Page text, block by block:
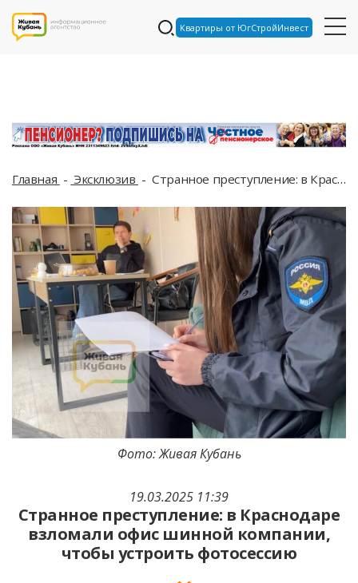
Квартиры от ЮгСтройИнвест
Главная Эксклюзив Странное преступление: в Краснодаре взломали офис шинной компании, чтобы устроить фотосессию
19.03.2025 11:39
Странное преступление: в Краснодаре
взломали офис шинной компании,
чтобы устроить фотосессию
Фото: Живая Кубань